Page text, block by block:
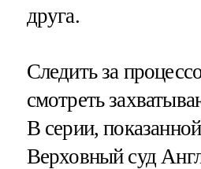
друга.
Следить за
смотреть
В серии,
Верховный суд